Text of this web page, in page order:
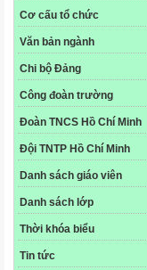
Cơ cấu tổ chức
Văn bản ngành
Chi bộ Đảng
Công đoàn trường
Đoàn TNCS Hồ Chí Minh
Đội TNTP Hồ Chí Minh
Danh sách giáo viên
Danh sách lớp
Thời khóa biểu
Tin tức